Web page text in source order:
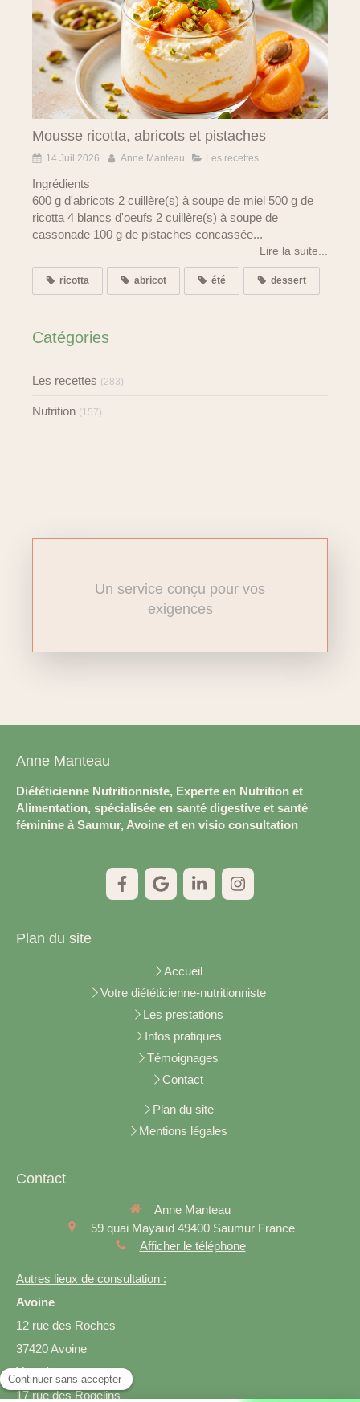
Mousse ricotta, abricots et pistaches
14 Juil 2026 Anne Manteau Les recettes
Ingrédients
600 g d'abricots 2 cuillère(s) à soupe de miel 500 g de
ricotta 4 blancs d'oeufs 2 cuillère(s) à soupe de
cassonade 100 g de pistaches concassée...
Lire la suite...
ricotta abricot été dessert
Catégories
Les recettes (283)
Nutrition (157)
Un service conçu pour vos
exigences
Anne Manteau
Diététicienne Nutritionniste, Experte en Nutrition et
Alimentation, spécialisée en santé digestive et santé
féminine à Saumur, Avoine et en visio consultation
Plan du site
Accueil
Votre diététicienne-nutritionniste
Les prestations
Infos pratiques
Témoignages
Contact
Plan du site
Mentions légales
Contact
Anne Manteau
59 quai Mayaud 49400 Saumur France
Afficher le téléphone
Autres lieux de consultation :
Avoine
12 rue des Roches
37420 Avoine
Varrains
17 rue des Rogelins